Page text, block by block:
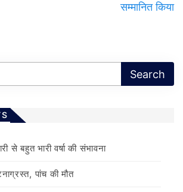
सम्मानित किया
से बहुत भारी वर्षा की संभावना
पांच की मौत